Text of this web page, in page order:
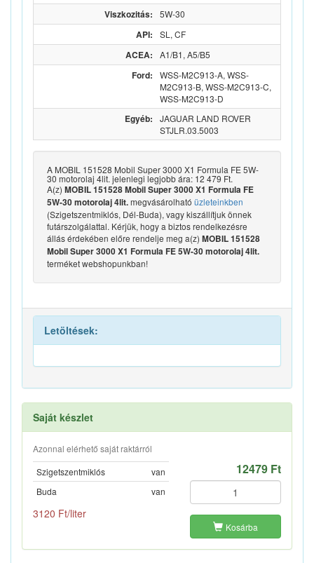
Viszkozitás:
5W-30
API: SL, CF
ACEA: A1/B1, A5/B5
Ford:
WSS-M2C913-A, WSS-
M2C913-B, WSS-M2C913-C,
WSS-M2C913-D
Egyéb:
JAGUAR LAND ROVER
STJLR.03.5003
A MOBIL 151528 Mobil Super 3000 X1 Formula FE 5W-
30 motorolaj 4lit. jelenlegi legjobb ára: 12 479 Ft.
A(z) MOBIL 151528 Mobil Super 3000 X1 Formula FE
5W-30 motorolaj 4lit.megvásárolható üzleteinkben
(Szigetszentmiklós, Dél-Buda), vagy kiszállítjuk önnek
futárszolgálattal. Kérjük, hogy a biztos rendelkezésre
állás érdekében előre rendelje meg a(z) MOBIL 151528
Mobil Super 3000 X1 Formula FE 5W-30 motorolaj 4lit.
terméket webshopunkban!
Letöltések:
Saját készlet
Azonnal elérhető saját raktárról
Szigetszentmiklós
van
Buda
van
3120 Ft/liter
12479 Ft
Kosárba